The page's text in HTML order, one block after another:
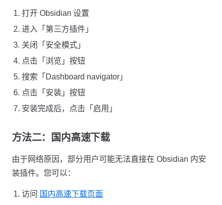
打开 Obsidian 设置
进入「第三方插件」
关闭「安全模式」
点击「浏览」按钮
搜索「Dashboard navigator」
点击「安装」按钮
安装完成后，点击「启用」
方法二：国内高速下载
由于网络原因，部分用户可能无法直接在 Obsidian 内安
装插件。您可以：
访问 国内高速下载页面